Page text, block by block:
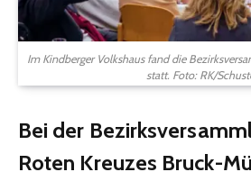
Im Kindberger Volkshaus fand die
statt. Foto: RK/
Bei der
Roten Kreuzes Bruck-